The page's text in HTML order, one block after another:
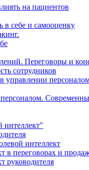
на пациентов
в себе и самооценку
Переговоры и
сотрудников
управлении
интеллект
в переговорах и
руководителя